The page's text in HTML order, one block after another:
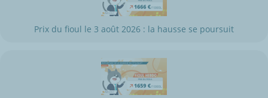
Prix du fioul le 3 août 2026 : la hausse se poursuit